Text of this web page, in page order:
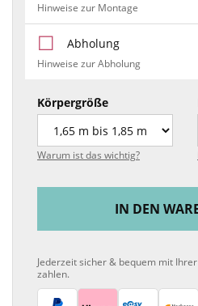
Hinweise zur Montage
Abholung
Hinweise zur Abholung
Körpergröße
Warum ist das wichtig?
IN DEN
Jederzeit sicher & bequem mit
zahlen.